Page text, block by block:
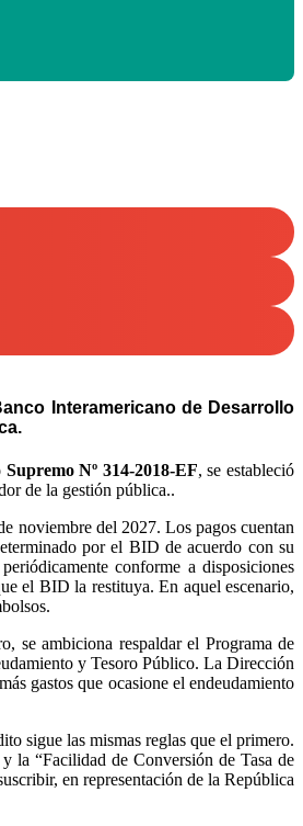
Interamericano de Desarrollo
Supremo Nº 314-2018-EF, se estableció
de la gestión pública..
noviembre del 2027. Los pagos cuentan
por el BID de acuerdo con su
conforme a disposiciones
el BID la restituya. En aquel escenario,
se ambiciona respaldar el Programa de
y Tesoro Público. La Dirección
gastos que ocasione el endeudamiento
sigue las mismas reglas que el primero.
la “Facilidad de Conversión de Tasa de
en representación de la República